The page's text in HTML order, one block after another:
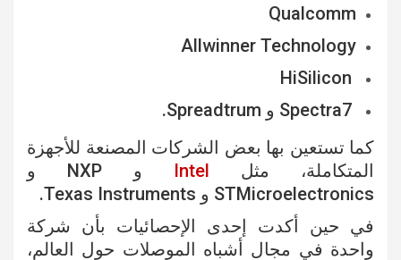
Qualcomm
Allwinner Technology
كما تستعين بها بعض الشركات المصنعة للأجهزة
المتكاملة، مثل Intel
و NXP و
STMicroelectronics و Texas Instruments.
في حين أكدت إحدى الإحصائيات بأن شركة
واحدة في مجال أشباه الموصلات حول العالم،